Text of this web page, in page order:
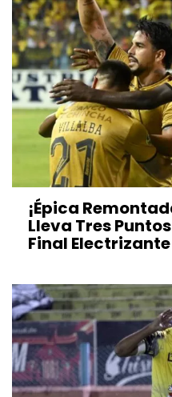
¡Épica
Lleva Tres
Final Electrizante